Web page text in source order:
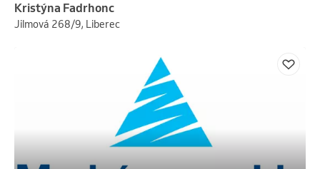
Kristýna Fadrhonc
Jilmová 268/9, Liberec